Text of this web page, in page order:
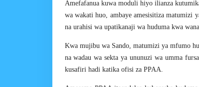
Amefafanua kuwa moduli hiyo ilianza
wa wakati huo, ambaye amesisitiza
na urahisi wa upatikanaji wa huduma kwa
Kwa mujibu wa Sando, matumizi ya mfumo
na wadau wa sekta ya ununuzi wa umma
kusafiri hadi katika ofisi za PPAA.